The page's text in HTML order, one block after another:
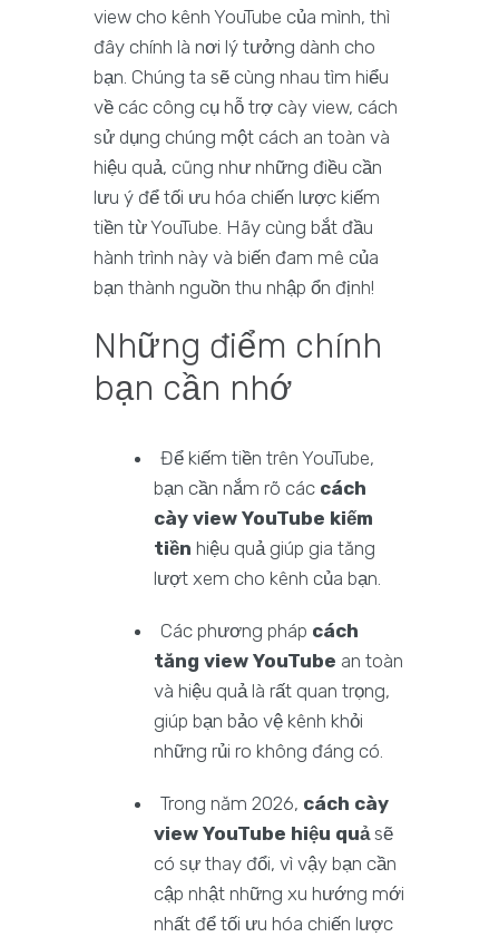
view cho kênh YouTube của mình, thì
đây chính là nơi lý tưởng dành cho
bạn. Chúng ta sẽ cùng nhau tìm hiểu
về các công cụ hỗ trợ cày view, cách
sử dụng chúng một cách an toàn và
hiệu quả, cũng như những điều cần
lưu ý để tối ưu hóa chiến lược kiếm
tiền từ YouTube. Hãy cùng bắt đầu
hành trình này và biến đam mê của
bạn thành nguồn thu nhập ổn định!
Những điểm chính
bạn cần nhớ
Để kiếm tiền trên YouTube,
bạn cần nắm rõ các cách
cày view YouTube kiếm
tiền hiệu quả giúp gia tăng
lượt xem cho kênh của bạn.
Các phương pháp cách
tăng view YouTube an toàn
và hiệu quả là rất quan trọng,
giúp bạn bảo vệ kênh khỏi
những rủi ro không đáng có.
Trong năm 2026, cách cày
view YouTube hiệu quảsẽ
có sự thay đổi, vì vậy bạn cần
cập nhật những xu hướng mới
nhất để tối ưu hóa chiến lược